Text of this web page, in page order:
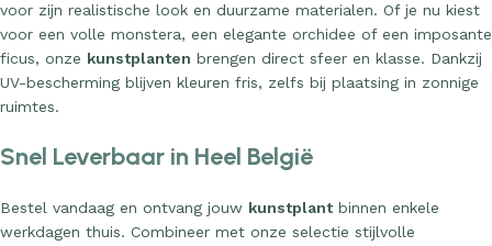
voor zijn realistische look en duurzame materialen. Of je nu kiest
voor een volle monstera, een elegante orchidee of een imposante
ficus, onze kunstplanten brengen direct sfeer en klasse. Dankzij
UV-bescherming blijven kleuren fris, zelfs bij plaatsing in zonnige
ruimtes.
Snel Leverbaar in Heel België
Bestel vandaag en ontvang jouw kunstplantbinnen enkele
werkdagen thuis. Combineer met onze selectie stijlvolle